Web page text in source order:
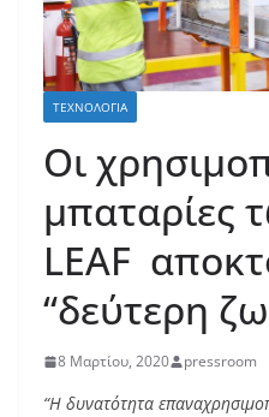
ΤΕΧΝΟΛΟΓΊΑ
Οι
μπαταρίες
LEAF
“δεύτερη
8 Μαρτίου, 2020 pressroom
“Η δυνατότητα